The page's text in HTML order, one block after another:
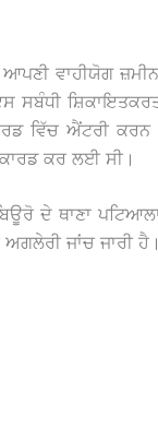
ਵਾਹੀਯੋਗ
ਸਬੰਧੀ
ਵਿੱਚ ਐਂਟਰੀ
ਕਰ ਲਈ ਸੀ।
ਦੇ ਥਾਣਾ
ਜਾਂਚ ਜਾਰੀ ਹੈ।